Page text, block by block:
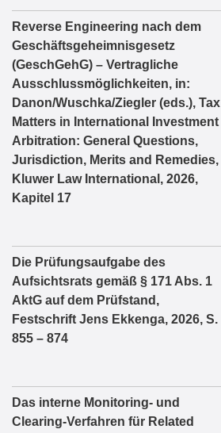
Reverse Engineering nach dem
Geschäftsgeheimnisgesetz
(GeschGehG) – Vertragliche
Ausschlussmöglichkeiten, in:
Danon/Wuschka/Ziegler (eds.), Tax
Matters in International Investment
Arbitration: General Questions,
Jurisdiction, Merits and Remedies,
Kluwer Law International, 2026,
Kapitel 17
Die Prüfungsaufgabe des
Aufsichtsrats gemäß § 171 Abs. 1
AktG auf dem Prüfstand,
Festschrift Jens Ekkenga, 2026, S.
855 – 874
Das interne Monitoring- und
Clearing-Verfahren für Related